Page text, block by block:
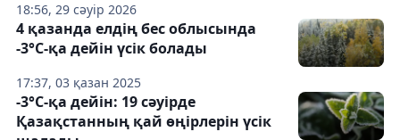
18:56, 29 сәуір 2026
17:37, 03 қазан 2025
4 қазанда елдің бес облысында
-3°С-қа дейін үсік болады
-3°С-қа дейін: 19 сәуірде
Қазақстанның қай өңірлерін үсік